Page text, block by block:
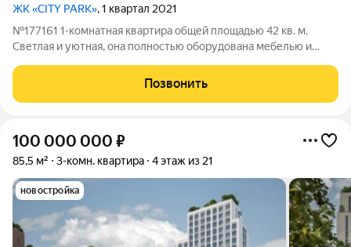
ЖК «CITY PARK», 1 квартал 2021
№177161 1-комнатная квартира общей площадью 42 кв. м.
Светлая и уютная, она полностью оборудована мебелью и
Тихая, стильная и уютная. Отличная транспортная доступность:
600 м до ТЦ «Афимолл»
Позвонить
100 000 000 ₽
85,5 м² 3-комн. квартира 4 этаж из 21
новостройка